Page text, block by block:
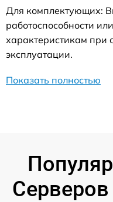
Для комплектующих:
работоспособности
характеристикам при
эксплуатации.
Показать полностью